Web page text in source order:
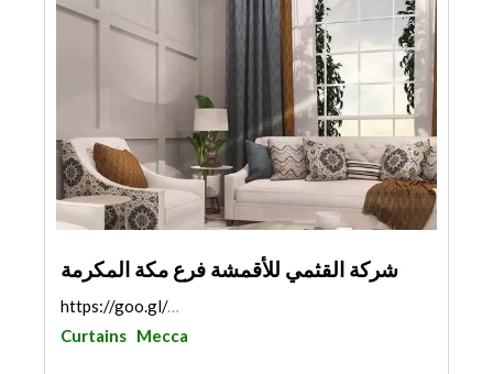
شركة القثمي للأقمشة فرع مكة المكرمة
https://goo.gl/maps/UNutRTpGRwWaBMDNA
Curtains Mecca